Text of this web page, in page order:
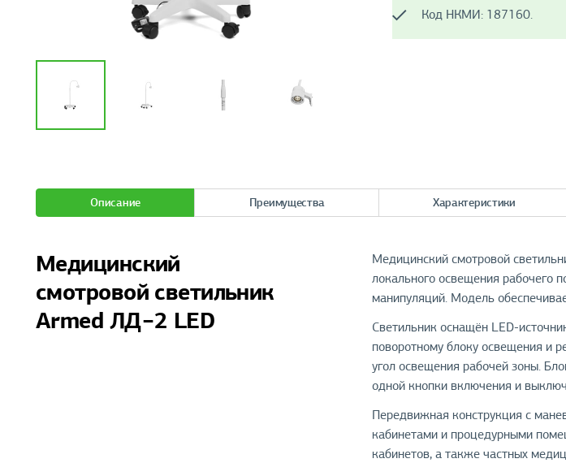
Код НКМИ: 187160.
Описание Преимущества Характеристики
Медицинский
смотровой светильник
Armed ЛД−2 LED
Медицинский смотровой
локального освещения рабочего
манипуляций. Модель
Светильник оснащён LED-
поворотному блоку освещения и
угол освещения рабочей зоны.
одной кнопки включения и
Передвижная конструкция с
кабинетами и процедурными
кабинетов, а также частных